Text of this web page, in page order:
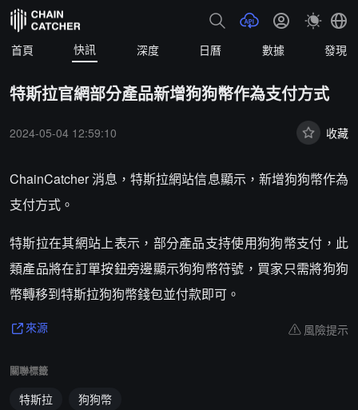
首頁 快訊 深度 日曆 數據 發現
特斯拉官網部分產品新增狗狗幣作為支付方式
2024-05-04 12:59:10 收藏
ChainCatcher 消息，特斯拉網站信息顯示，新增狗狗幣作為
支付方式。
特斯拉在其網站上表示，部分產品支持使用狗狗幣支付，此
類產品將在訂單按鈕旁邊顯示狗狗幣符號，買家只需將狗狗
幣轉移到特斯拉狗狗幣錢包並付款即可。
來源 風險提示
關聯標籤
特斯拉 狗狗幣